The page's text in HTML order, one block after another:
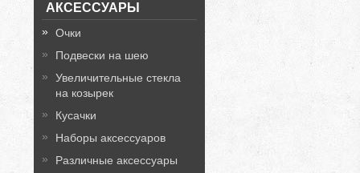
АКСЕССУАРЫ
Очки
Подвески на шею
Увеличительные стекла
на козырек
Кусачки
Наборы аксессуаров
Различные аксессуары